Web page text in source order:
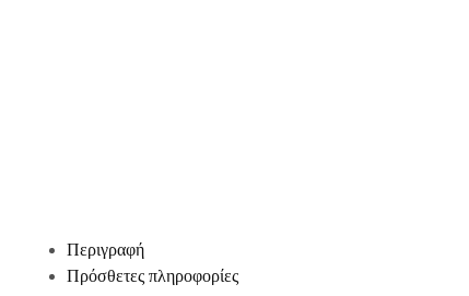
Περιγραφή
Πρόσθετες πληροφορίες